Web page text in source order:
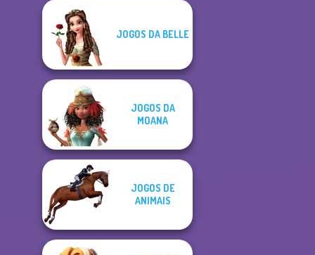
JOGOS DA BELLE
JOGOS DA
MOANA
JOGOS DE
ANIMAIS